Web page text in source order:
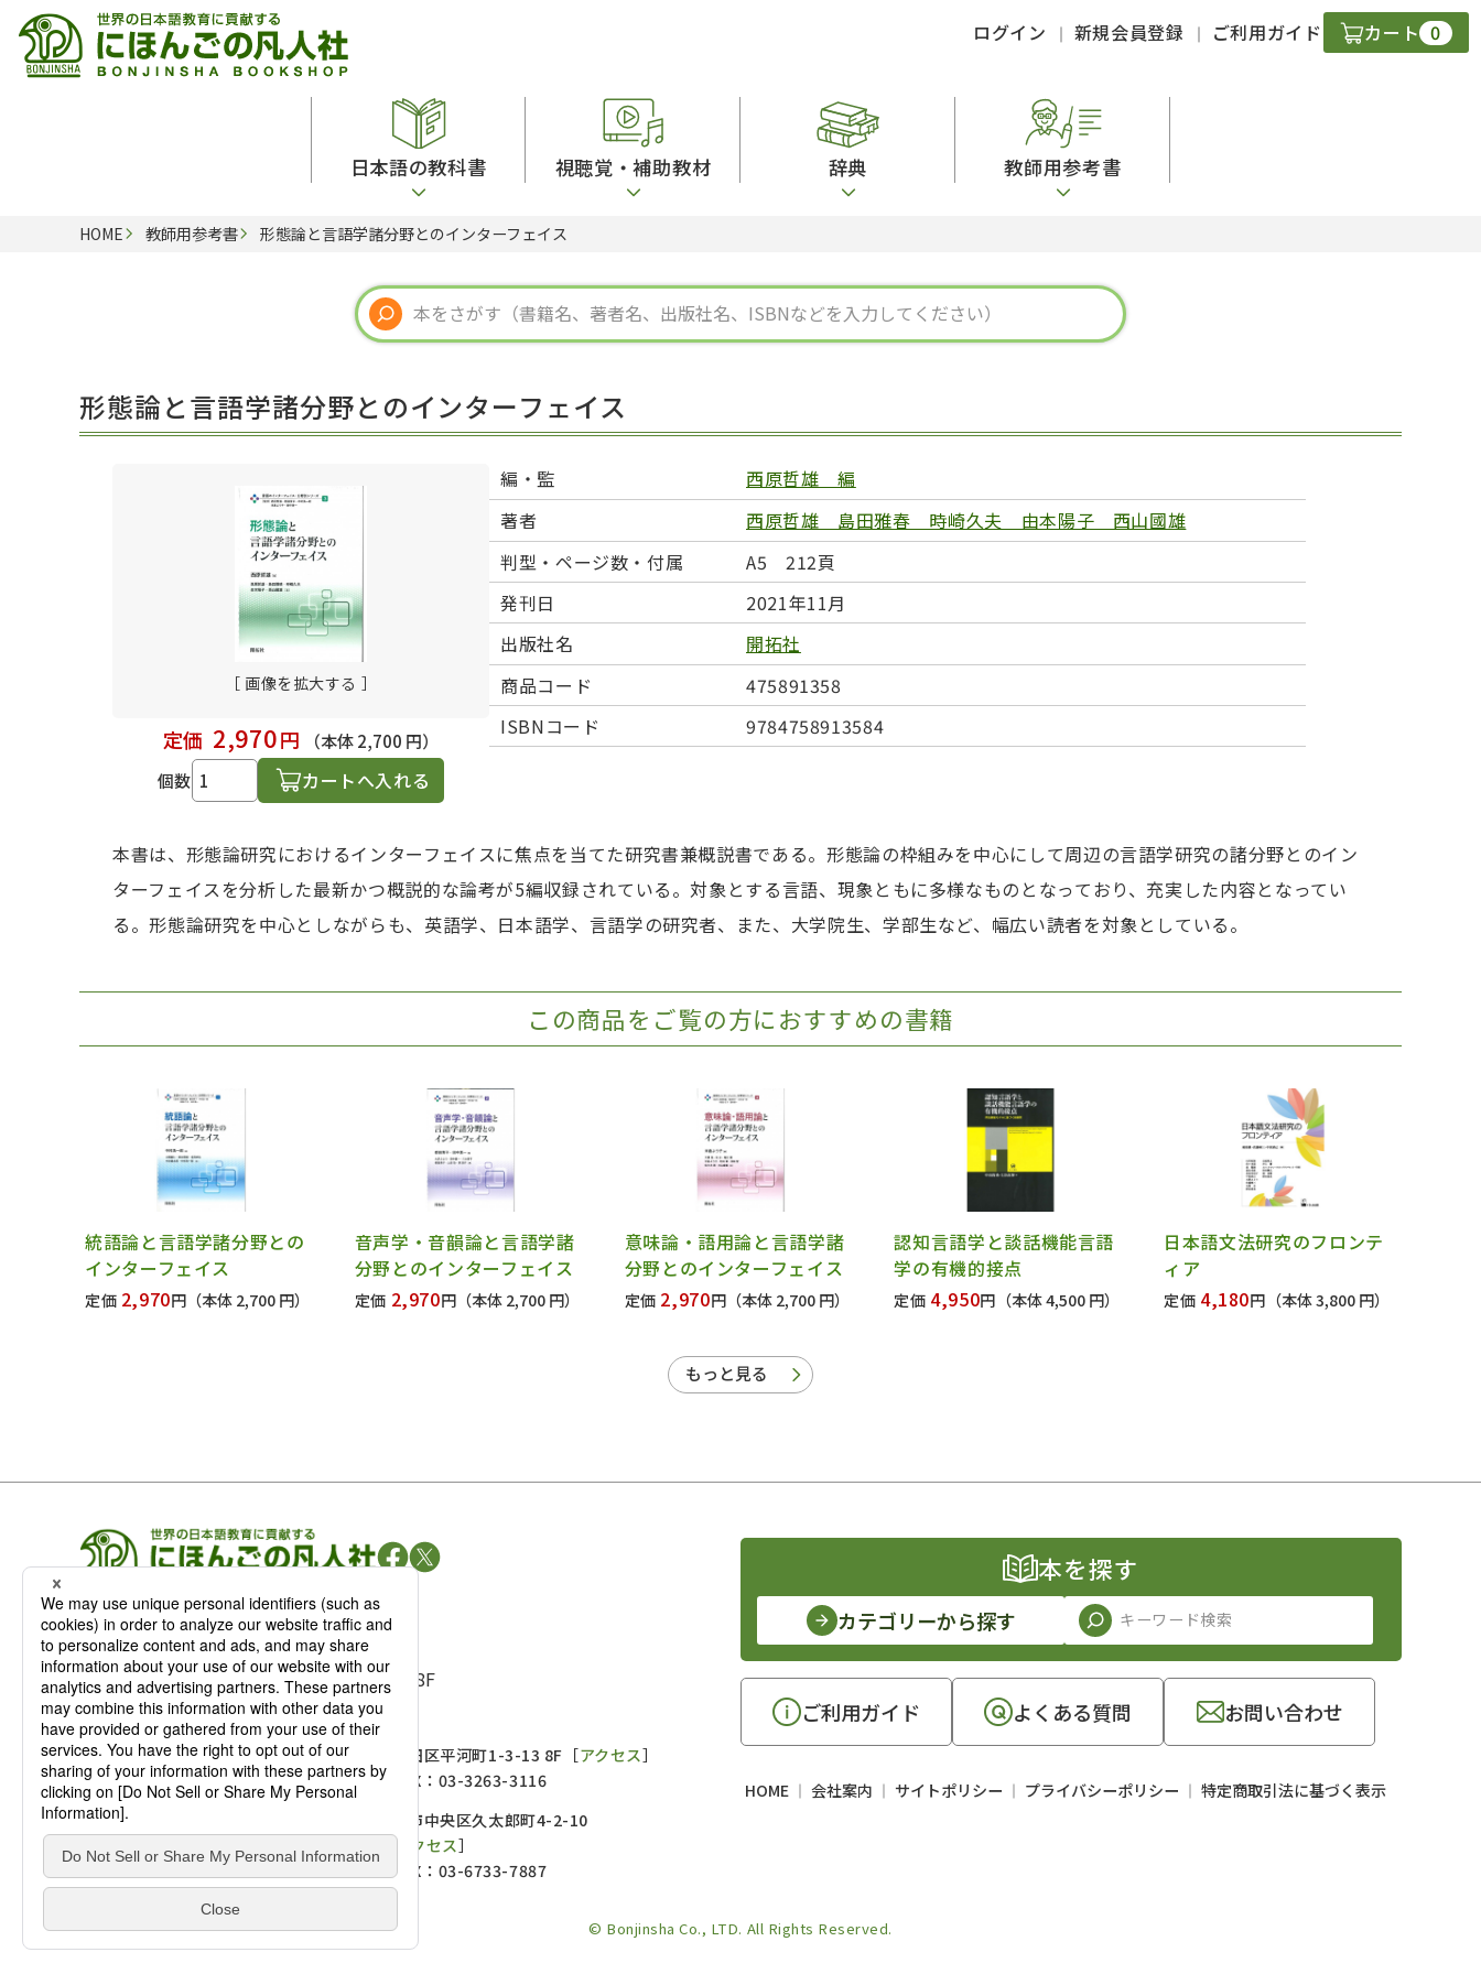
ログイン 新規会員登録 ご利用ガイド カート 0
日本語の教科書
留学生向け専門分野
子ども向け
文法
発音・聴解
作文
練習問題
日本語能力試験対策
日本留学試験対策
日本語学習関連副読本
定期刊行物
視聴覚・補助教材
カード・ゲーム・絵教材
絵本・子ども向け補助 図表
辞典
スペイン語辞典
中国語辞典
ドイツ語辞典
ポルトガル語辞典
ロシア語辞典
語学・文法辞典
表現・用字用語辞典 比較文化辞典
教師用参考書
語彙・意味
文章・談話・表現
表記
言語学
多言語社会・言語政策
言語の諸相
アカデミック・スキル
HOME 教師用参考書 形態論と言語学諸分野とのインターフェイス
形態論と言語学諸分野とのインターフェイス
［ 画像を拡大する ］
定価 2,970円
（本体 2,700 円）
個数
カートへ入れる
編・監
西原哲雄 編
著者
西原哲雄 島田雅春 時崎久夫 由本陽子 西山國雄
判型・ページ数・付属
A5 212頁
発刊日
2021年11月
出版社名
開拓社
商品コード
475891358
ISBNコード
9784758913584
本書は、形態論研究におけるインターフェイスに焦点を当てた研究書兼概説書である。形態論の枠組みを中心にして周辺の言語学研究の諸分野とのイン
ターフェイスを分析した最新かつ概説的な論考が5編収録されている。対象とする言語、現象ともに多様なものとなっており、充実した内容となってい
る。形態論研究を中心としながらも、英語学、日本語学、言語学の研究者、また、大学院生、学部生など、幅広い読者を対象としている。
この商品をご覧の方におすすめの書籍
統語論と言語学諸分野との
インターフェイス
定価 2,970円 （本体 2,700 円）
音声学・音韻論と言語学諸
分野とのインターフェイス
定価 2,970円 （本体 2,700 円）
意味論・語用論と言語学諸
分野とのインターフェイス
定価 2,970円 （本体 2,700 円）
認知言語学と談話機能言語
学の有機的接点
定価 4,950円 （本体 4,500 円）
日本語文法研究のフロンテ
ィア
定価 4,180円 （本体 3,800 円）
もっと見る
凡人社の出版情報
〒102-0093 東京都千代田区平河町 1-3-13 8F
TEL：03-3263-3959／FAX：03-3263-3116
麹町店
〒102-0093 東京都千代田区平河町1-3-13 8F［アクセス］
TEL：03-3239-8673／FAX：03-3263-3116
大阪店
〒541-0056 大阪府大阪市中央区久太郎町4-2-10
アクセス］
TEL：06-4256-2684／FAX：03-6733-7887
本を探す
カテゴリーから探す
ご利用ガイド よくある質問 お問い合わせ
HOME 会社案内 サイトポリシー プライバシーポリシー 特定商取引法に基づく表示
© Bonjinsha Co., LTD. All Rights Reserved.